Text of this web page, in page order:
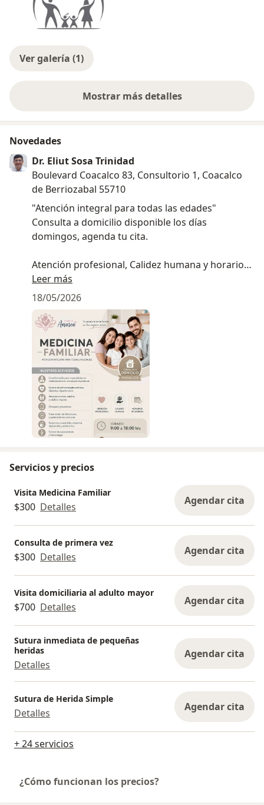
Ver galería (1)
Mostrar más detalles
sobre la experiencia
Novedades
Dr. Eliut Sosa Trinidad
Boulevard Coacalco 83, Consultorio 1, Coacalco
de Berriozabal 55710
"Atención integral para todas las edades"
Consulta a domicilio disponible los días
domingos, agenda tu cita.
Atención profesional, Calidez humana y horarios
accesibles.
Leer más
18/05/2026
Servicios y precios
Visita Medicina Familiar
$300 Detalles Agendar cita
Consulta de primera vez
$300 Detalles Agendar cita
Visita domiciliaria al adulto mayor
$700 Detalles Agendar cita
Sutura inmediata de pequeñas
heridas
Detalles
Agendar cita
Sutura de Herida Simple
Detalles Agendar cita
+ 24 servicios
¿Cómo funcionan los precios?